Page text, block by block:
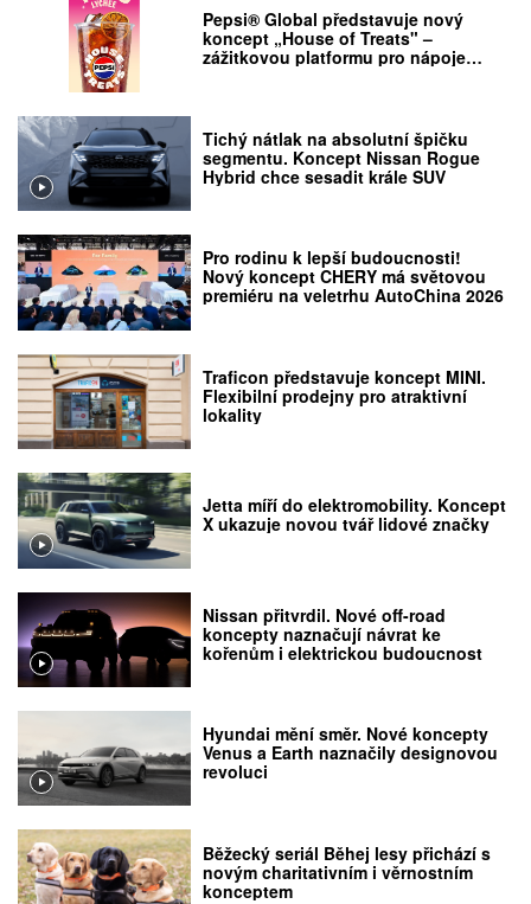
Pepsi® Global představuje nový
koncept „House of Treats" –
zážitkovou platformu pro nápoje
Tichý nátlak na absolutní špičku
segmentu. Koncept Nissan Rogue
Hybrid chce sesadit krále SUV
Pro rodinu k lepší budoucnosti!
Nový koncept CHERY má světovou
premiéru na veletrhu AutoChina 2026
Traficon představuje koncept MINI.
Flexibilní prodejny pro atraktivní
lokality
Jetta míří do elektromobility. Koncept
X ukazuje novou tvář lidové značky
Nissan přitvrdil. Nové off-road
koncepty naznačují návrat ke
kořenům i elektrickou budoucnost
Hyundai mění směr. Nové koncepty
Venus a Earth naznačily designovou
revoluci
Běžecký seriál Běhej lesy přichází s
novým charitativním i věrnostním
konceptem